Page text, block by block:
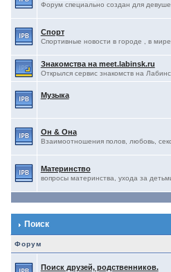
Форум специально создан для
Спорт
Спортивные новости в городе , в
Знакомства на meet.labinsk.ru
Открылся сервис знакомств на
Музыка
Он & Она
Взаимоотношения полов, любовь, секс
Материнство
вопросы материнства, ухода за
Поиск
Форум
Поиск друзей, родственников.